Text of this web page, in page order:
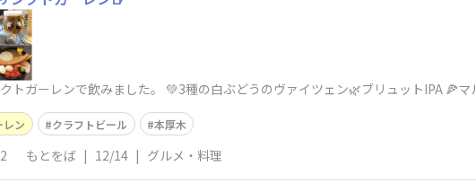
トガーレンで飲みました。 💚3種の白ぶどうのヴァイツェン🌿ブリュットIPA 🍕
レン クラフトビール 本厚木
もとをば | 12/14 | グルメ・料理